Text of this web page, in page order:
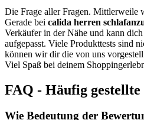
Die Frage aller Fragen. Mittlerweile
Gerade bei calida herren
Verkäufer in der Nähe und kann
aufgepasst. Viele Produkttests sind
können wir dir die von uns
Viel Spaß bei deinem
FAQ - Häufig
Wie Bedeutung der